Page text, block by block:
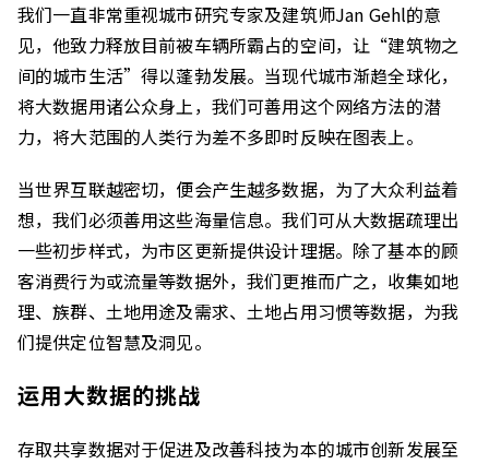
我们一直非常重视城市研究专家及建筑师Jan Gehl的意
见，他致力释放目前被车辆所霸占的空间，让“建筑物之
间的城市生活”得以蓬勃发展。当现代城市渐趋全球化，
将大数据用诸公众身上，我们可善用这个网络方法的潜
力，将大范围的人类行为差不多即时反映在图表上。
当世界互联越密切，便会产生越多数据，为了大众利益着
想，我们必须善用这些海量信息。我们可从大数据疏理出
一些初步样式，为市区更新提供设计理据。除了基本的顾
客消费行为或流量等数据外，我们更推而广之，收集如地
理、族群、土地用途及需求、土地占用习惯等数据，为我
们提供定位智慧及洞见。
运用大数据的挑战
存取共享数据对于促进及改善科技为本的城市创新发展至